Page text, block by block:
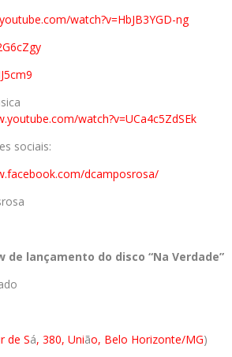
om/watch?v=HbJB3YGD-ng
watch?v=UCa4c5ZdSEk
sociais:
dcamposrosa/
de lançamento do disco “Na Verdade”
de Sá, 380, União, Belo Horizonte/MG)